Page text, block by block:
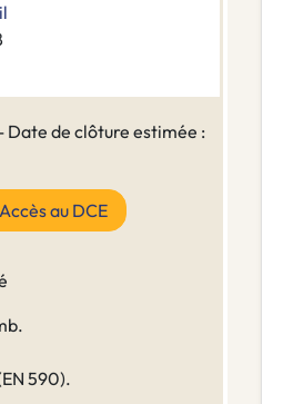
Date de clôture estimée :
Accès au DCE
590).